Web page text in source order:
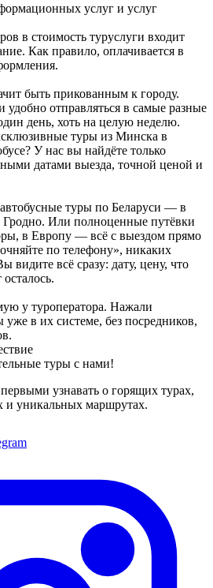
услуг и услуг
в стоимость туруслуги входит
Как правило, оплачивается в
быть прикованным к городу.
удобно отправляться в самые разные
день, хоть на целую неделю.
туры из Минска в
У нас вы найдёте только
датами выезда, точной ценой и
туры по Беларуси — в
Или полноценные путёвки
в Европу — всё с выездом прямо
по телефону», никаких
видите всё сразу: дату, цену, что
у туроператора. Нажали
в их системе, без посредников,
туры с нами!
узнавать о горящих турах,
и уникальных маршрутах.